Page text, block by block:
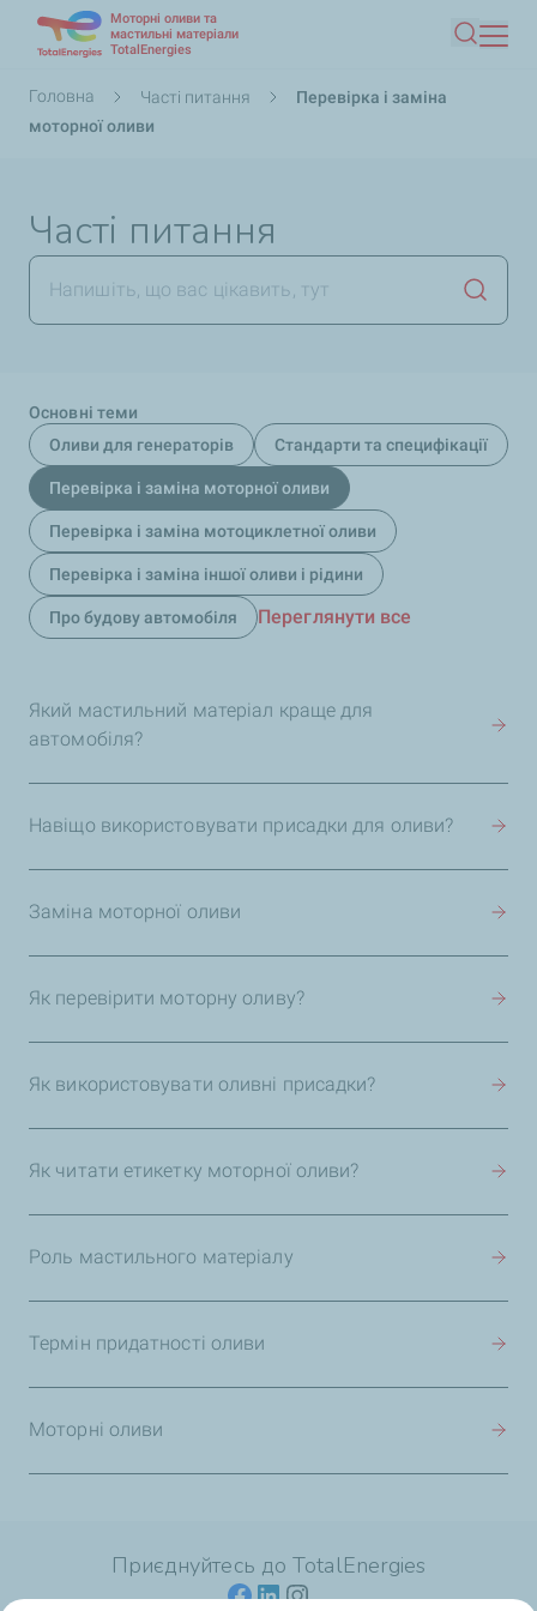
основного
Моторні оливи та
мастильні матеріали
TotalEnergies
Пошук
Рядок
навіґації
Головна Часті питання
Перевірка і заміна
моторної оливи
Часті питання
Основні теми
Оливи для генераторів
Стандарти та специфікації
Перевірка і заміна моторної оливи
Перевірка і заміна мотоциклетної оливи
Перевірка і заміна іншої оливи і рідини
Про будову автомобіля Переглянути все
Який мастильний матеріал краще для
автомобіля?
Навіщо використовувати присадки для оливи?
Заміна моторної оливи
Як перевірити моторну оливу?
Як використовувати оливні присадки?
Як читати етикетку моторної оливи?
Роль мастильного матеріалу
Термін придатності оливи
Моторні оливи
Приєднуйтесь до TotalEnergies